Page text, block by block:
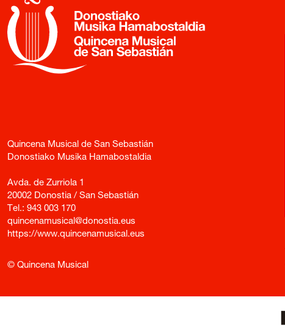
Quincena Musical de San Sebastián
Donostiako Musika Hamabostaldia
Avda. de Zurriola 1
20002 Donostia / San Sebastián
Tel.: 943 003 170
quincenamusical@donostia.eus
https://www.quincenamusical.eus
© Quincena Musical